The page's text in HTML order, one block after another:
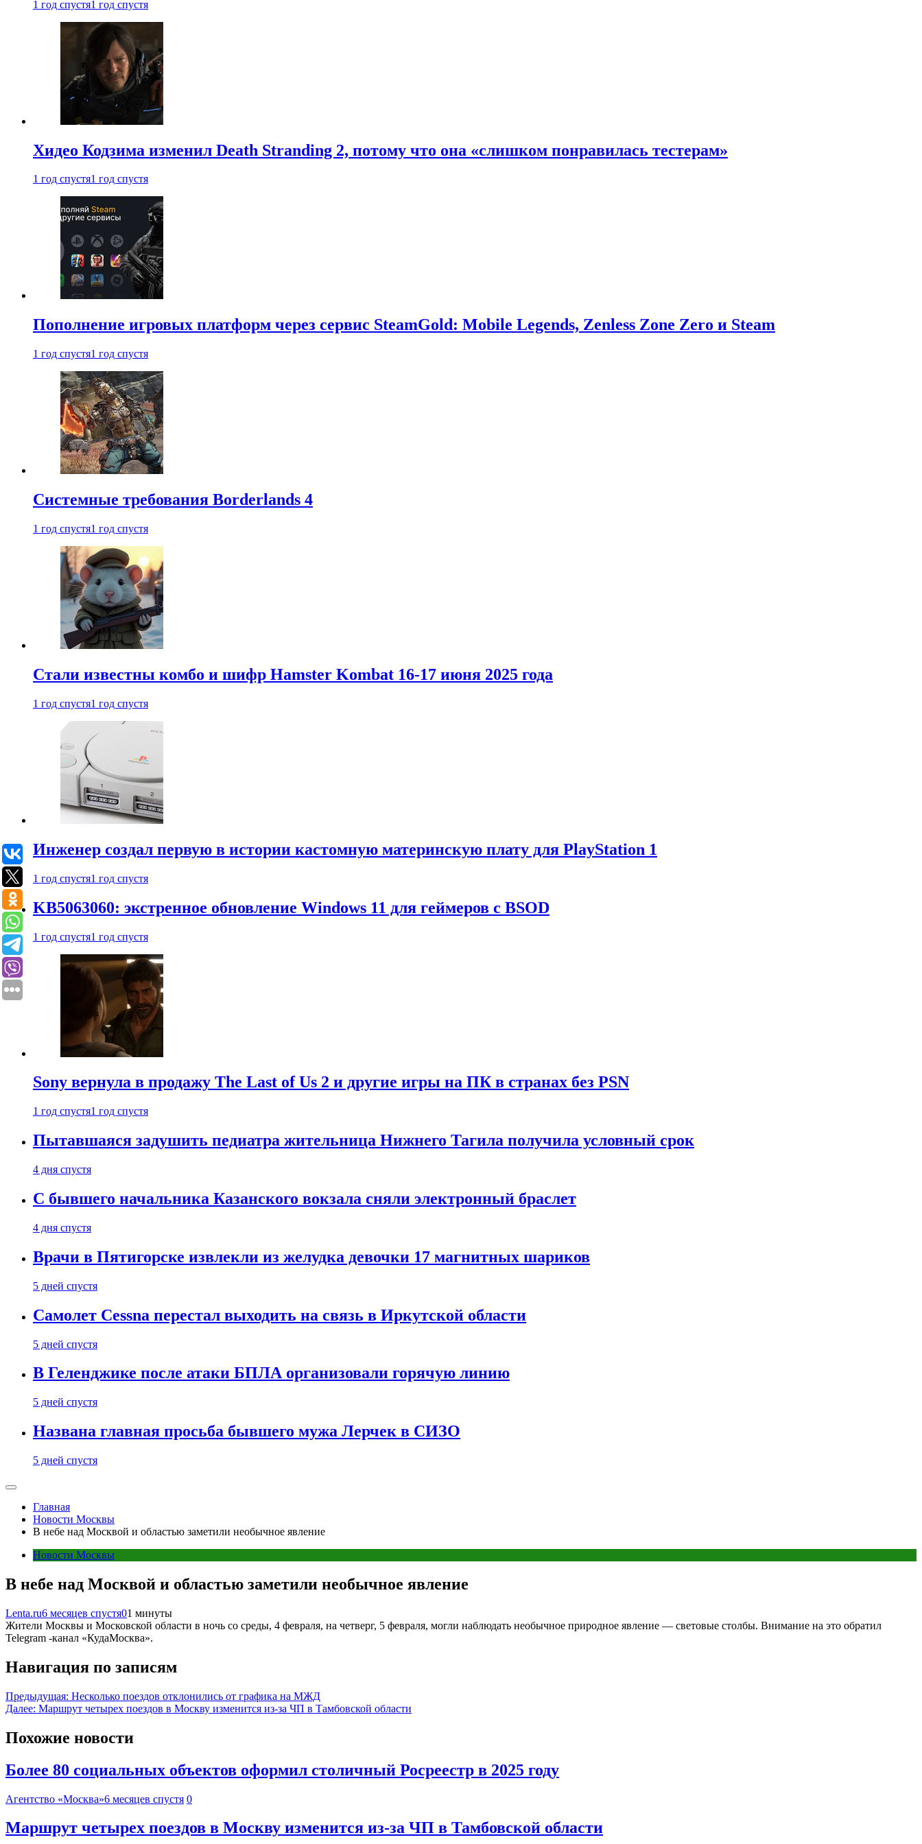
1 год спустя1 год спустя
Хидео Кодзима изменил Death Stranding 2, потому что она «слишком понравилась тестерам»
1 год спустя1 год спустя
Пополнение игровых платформ через сервис SteamGold: Mobile Legends, Zenless Zone Zero и Steam
1 год спустя1 год спустя
Системные требования Borderlands 4
1 год спустя1 год спустя
Стали известны комбо и шифр Hamster Kombat 16-17 июня 2025 года
1 год спустя1 год спустя
Инженер создал первую в истории кастомную материнскую плату для PlayStation 1
1 год спустя1 год спустя
KB5063060: экстренное обновление Windows 11 для геймеров с BSOD
1 год спустя1 год спустя
Sony вернула в продажу The Last of Us 2 и другие игры на ПК в странах без PSN
1 год спустя1 год спустя
Пытавшаяся задушить педиатра жительница Нижнего Тагила получила условный срок
4 дня спустя
С бывшего начальника Казанского вокзала сняли электронный браслет
4 дня спустя
Врачи в Пятигорске извлекли из желудка девочки 17 магнитных шариков
5 дней спустя
Самолет Cessna перестал выходить на связь в Иркутской области
5 дней спустя
В Геленджике после атаки БПЛА организовали горячую линию
5 дней спустя
Названа главная просьба бывшего мужа Лерчек в СИЗО
5 дней спустя
Главная
Новости Москвы
В небе над Москвой и областью заметили необычное явление
Новости Москвы
В небе над Москвой и областью заметили необычное явление
Lenta.ru6 месяцев спустя01 минуты
Жители Москвы и Московской области в ночь со среды, 4 февраля, на четверг, 5 февраля, могли наблюдать необычное природное явление — световые столбы. Внимание на это обратил
Telegram -канал «КудаМосква».
Навигация по записям
Предыдущая: Несколько поездов отклонились от графика на МЖД
Далее: Маршрут четырех поездов в Москву изменится из-за ЧП в Тамбовской области
Похожие новости
Более 80 социальных объектов оформил столичный Росреестр в 2025 году
Агентство «Москва»6 месяцев спустя 0
Маршрут четырех поездов в Москву изменится из-за ЧП в Тамбовской области